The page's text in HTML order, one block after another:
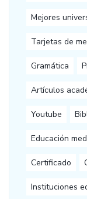
Mejores
Tarjetas de
Gramática
Artículos
Youtube
Educación
Certificado
Instituciones